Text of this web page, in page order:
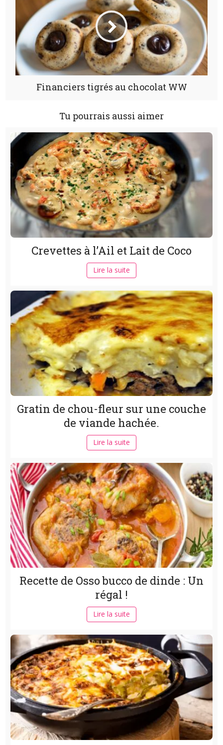
Financiers tigrés au chocolat WW
Tu pourrais aussi aimer
Crevettes à l’Ail et Lait de Coco
Lire la suite
Gratin de chou-fleur sur une couche
de viande hachée.
Lire la suite
Recette de Osso bucco de dinde : Un
régal !
Lire la suite